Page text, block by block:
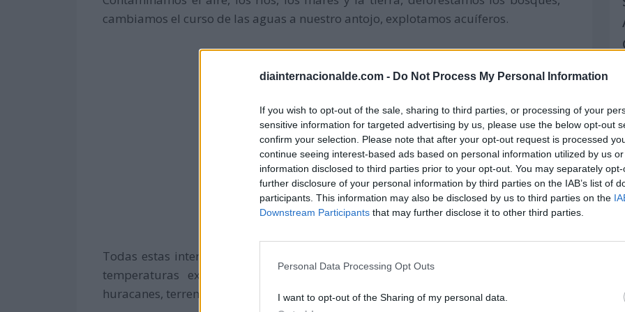
diainternacionalde.com - Do Not Process My Personal Information
If you wish to opt-out of the sale, sharing to third parties, or processing of your
sensitive information for targeted advertising by us, please use the below opt-out
confirm your selection. Please note that after your opt-out request is processed
continue seeing interest-based ads based on personal information utilized by us
information disclosed to third parties prior to your opt-out. You may separately
further disclosure of your personal information by third parties on the IAB’s list of
participants. This information may also be disclosed by us to third parties on the
Downstream Participants that may further disclose it to other third parties.
Personal Data Processing Opt Outs
I want to opt-out of the Sharing of my personal data.
cambiamos el curso de las aguas a nuestro antojo, explotamos acuíferos.
Todas estas intervenciones de la mano del hombre están llevando a registros de
temperaturas extremas y fenómenos atmosféricos violentos como tsunamis,
huracanes, terremotos.